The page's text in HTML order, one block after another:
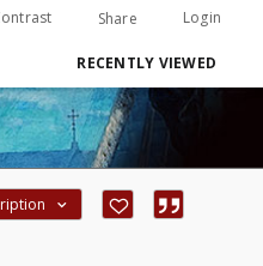
Share Login
RECENTLY VIEWED